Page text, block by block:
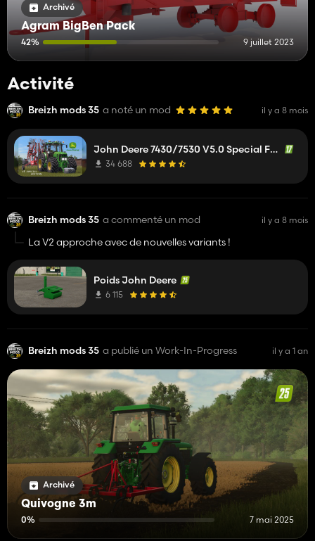
Archivé
Agram BigBen Pack
42% 9 juillet 2023
Activité
Breizh mods 35 a noté un mod il y a 8 mois
John Deere 7430/7530 V5.0 Special Full
34 688
Breizh mods 35 a commenté un mod il y a 8 mois
La V2 approche avec de nouvelles variants !
Poids John Deere
6 115
Breizh mods 35 a publié un Work-In-Progress il y a 1 an
Archivé
Quivogne 3m
0% 7 mai 2025